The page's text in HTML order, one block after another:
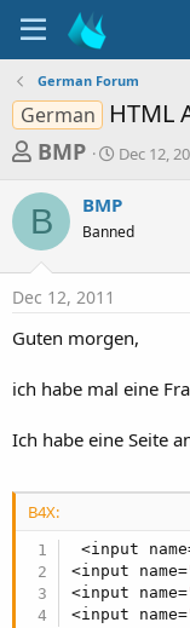
German Forum
German HTML
T
r
e
a
d
s
a
t
r
BMP
S
r
t
a
Dec 12,
B BMP
Banned
Dec 12, 2011
Guten morgen,
ich habe mal eine
Ich habe eine Seite
B4X:
<input
<input name=
<input name=
<input name=